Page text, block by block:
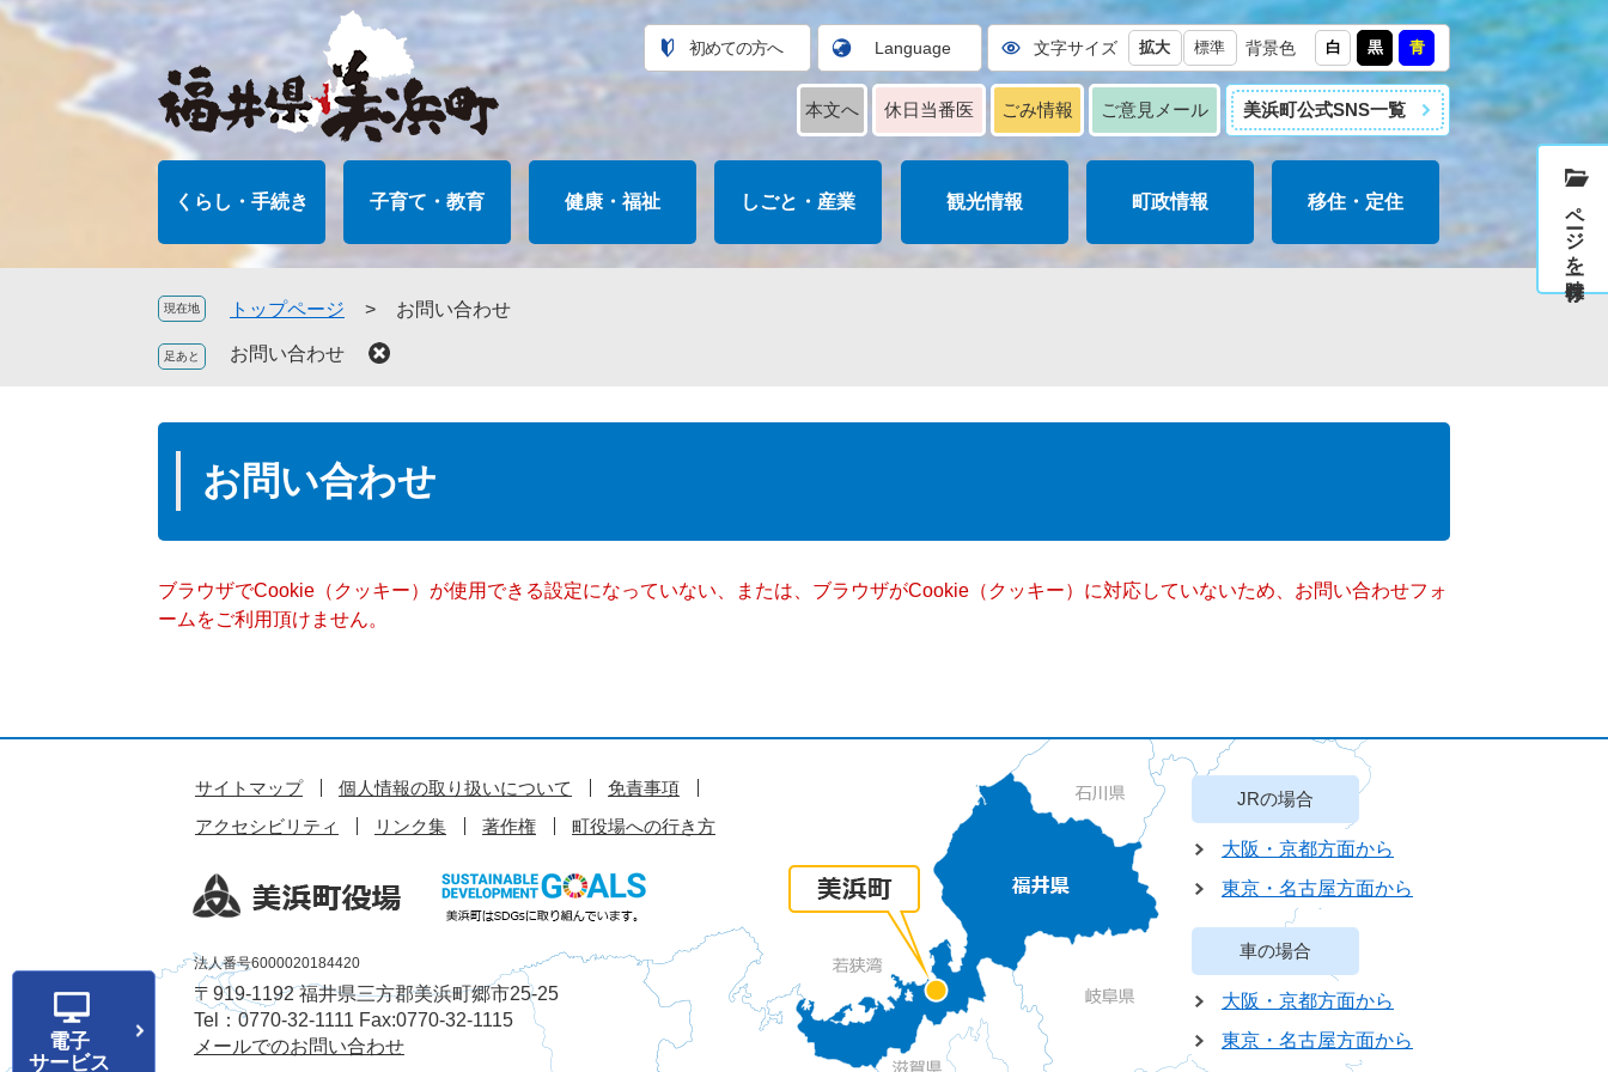
ペ
メ
本
初めての方へ Language 文字サイズ 拡大 標準 背景色 白 黒 青
本文へ 休日当番医 ごみ情報 ご意見メール 美浜町公式SNS一覧
くらし・手続き 子育て・教育 健康・福祉 しごと・産業 観光情報 町政情報 移住・定住
現在地 トップページ > お問い合わせ
お問い合わせ
お問い合わせ
ブラウザでCookie（クッキー）が使用できる設定になっていない、または、ブラウザがCookie（クッキー）に対応していないため、お問い合わせフォ
ームをご利用頂けません。
サイトマップ 個人情報の取り扱いについて
免責事項
アクセシビリティ
リンク集 著作権 町役場への行き方
法人番号6000020184420
〒919-1192 福井県三方郡美浜町郷市25-25
Tel：0770-32-1111 Fax:0770-32-1115
メールでのお問い合わせ
電子
サービス
JRの場合
大阪・京都方面から
東京・名古屋方面から
車の場合
大阪・京都方面から
東京・名古屋方面から
ページを一時保存